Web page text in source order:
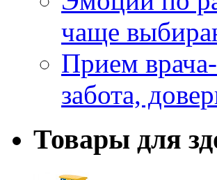
чаще
Прием
забота,
Товары для